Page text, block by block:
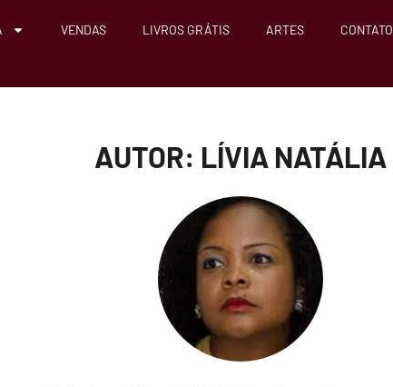
VENDAS LIVROS GRÁTIS ARTES CONTATO
AUTOR: LÍVIA NATÁLIA